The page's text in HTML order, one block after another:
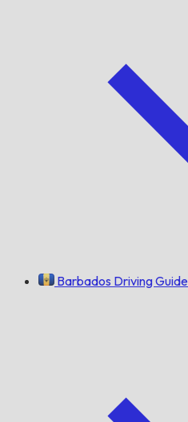
Barbados Driving Guide